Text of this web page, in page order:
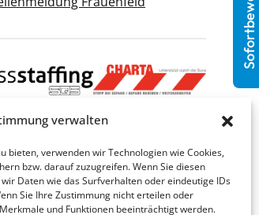
verwalten
bieten, verwenden wir Technologien wie Cookies,
bzw. darauf zuzugreifen. Wenn Sie diesen
Daten wie das Surfverhalten oder eindeutige IDs
Sie Ihre Zustimmung nicht erteilen oder
und Funktionen beeinträchtigt werden.